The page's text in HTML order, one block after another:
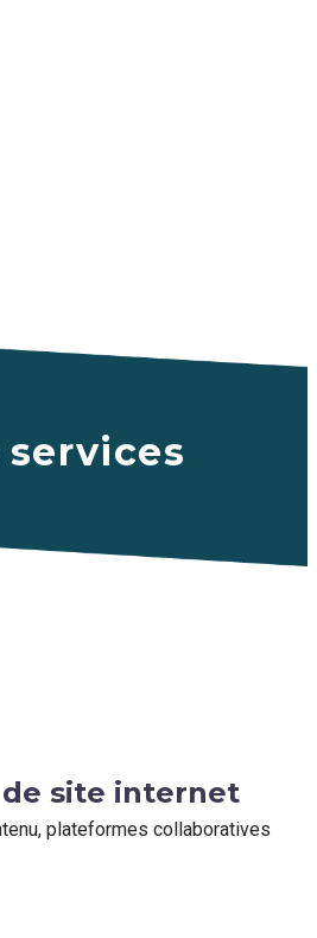
services
site internet
plateformes collaboratives